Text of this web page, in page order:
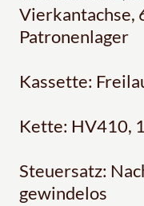
Vierkantachse,
Patronenlager
Kassette:
Kette: HV410,
Steuersatz:
gewindelos